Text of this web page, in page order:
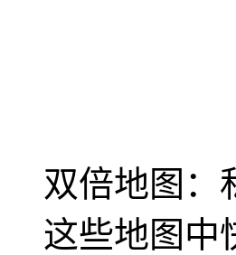
双倍地图：
这些地图中